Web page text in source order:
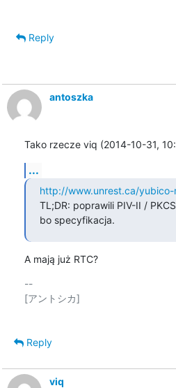
Reply
antoszka
Tako rzecze viq (2014-10-31,
...
http://www.unrest.ca/
TL;DR: poprawili PIV-II /
bo specyfikacja.
A mają już RTC?
--
[アントシカ]
Reply
viq